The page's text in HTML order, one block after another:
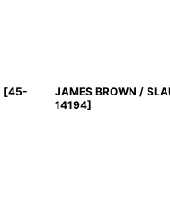
[45-
JAMES BROWN /
14194]